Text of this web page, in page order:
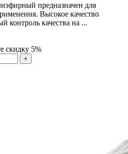
предназначен для
Высокое качество
контроль качества на ...
скидку 5%
+